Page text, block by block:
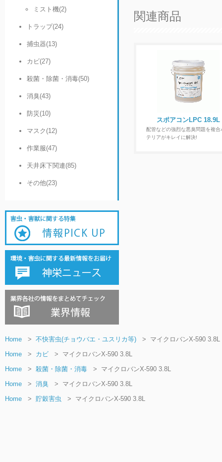
ミスト機(2)
トラップ(24)
捕虫器(13)
カビ(27)
殺菌・除菌・消毒(50)
消臭(43)
防災(10)
マスク(12)
作業服(47)
天井床下関連(85)
その他(23)
関連商品
スポアコンLPC 18.9L
配管などの強烈な悪臭問題を複合
テリアがキレイに解決!
Home > 不快害虫(チョウバエ・ユスリカ等) >
マイクロバンX-590 3.8L
Home
> カビ >
マイクロバンX-590 3.8L
Home
> 殺菌・除菌・消毒 >
マイクロバンX-590 3.8L
Home
> 消臭 >
マイクロバンX-590 3.8L
Home
> 貯穀害虫 > マイクロバンX-590 3.8L